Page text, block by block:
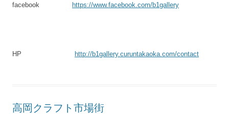
facebook https://www.facebook.com/b1gallery
HP http://b1gallery.curuntakaoka.com/contact
高岡クラフト市場街